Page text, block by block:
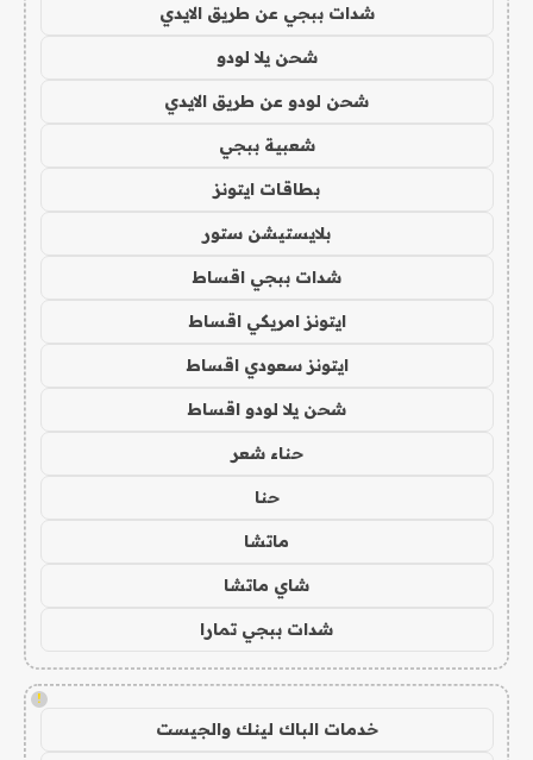
شدات ببجي عن طريق الايدي
شحن يلا لودو
شحن لودو عن طريق الايدي
شعبية ببجي
بطاقات ايتونز
بلايستيشن ستور
شدات ببجي اقساط
ايتونز امريكي اقساط
ايتونز سعودي اقساط
شحن يلا لودو اقساط
حناء شعر
حنا
ماتشا
شاي ماتشا
شدات ببجي تمارا
!
خدمات الباك لينك والجيست